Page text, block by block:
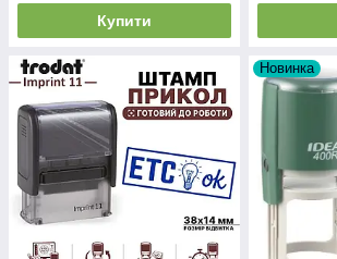
Купити
Новинка